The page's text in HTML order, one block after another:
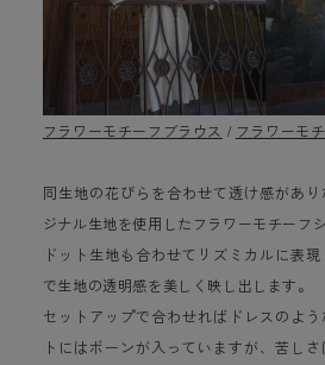
フラワーモチーフブラウス / フラワーモ
同生地の花びらを合わせて透け感があ
ジナル生地を使用したフラワーモチーフシ
ドット生地も合わせてリズミカルに表
で生地の透明感を美しく映し出します。
セットアップで合わせればドレスのよ
トにはボーンが入っていますが、苦し